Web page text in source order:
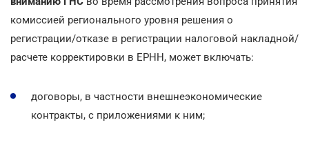
комиссией регионального уровня решения о
регистрации/отказе в регистрации налоговой накладной/
расчете корректировки в ЕРНН, может включать:
договоры, в частности внешнеэкономические
контракты, с приложениями к ним;